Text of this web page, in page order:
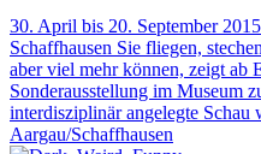
30. April bis 20. September
Schaffhausen Sie fliegen,
aber viel mehr können, zeigt ab
Sonderausstellung im Museum
interdisziplinär angelegte
Aargau/Schaffhausen